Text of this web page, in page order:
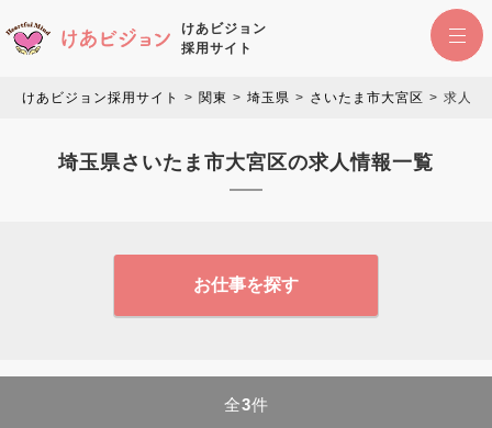
けあビジョン
採用サイト
けあビジョン採用サイト 関東 埼玉県 さいたま市大宮区 求人情
埼玉県さいたま市大宮区の求人情報一覧
お仕事を探す
全3件